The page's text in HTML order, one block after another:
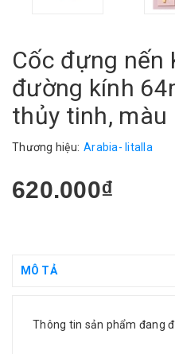
Cốc đựng nến
đường kính
thủy tinh, màu
Thương hiệu: Arabia- Iitalla
620.000₫
MÔ TẢ
Thông tin sản phẩm đang